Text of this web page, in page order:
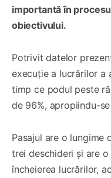
importantă în
obiectivului.
Potrivit datelor
execuție a lucrărilor a
timp ce podul peste
de 96%, apropiindu-
Pasajul are o lungime
trei deschideri și are
încheierea lucrărilor,